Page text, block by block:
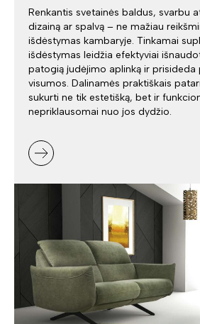
Renkantis svetainės baldus, svarbu
dizainą ar spalvą – ne mažiau
išdėstymas kambaryje. Tinkamai
išdėstymas leidžia efektyviai
patogią judėjimo aplinką ir prisideda
visumos. Dalinamės praktiškais
sukurti ne tik estetišką, bet ir
nepriklausomai nuo jos dydžio.